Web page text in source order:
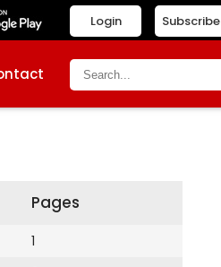
Subscribe
Login
Pages
1